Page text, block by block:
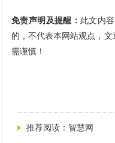
免责声明及提醒： 此文内
的，不代表本网站观点，
需谨慎！
推荐阅读： 智慧网